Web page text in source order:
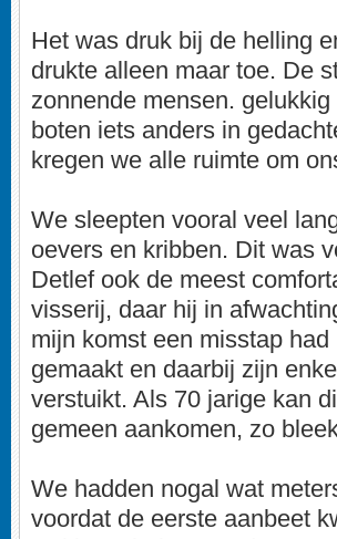
Het was druk bij de helling
drukte alleen maar toe. De
zonnende mensen.
boten iets anders in
kregen we alle ruimte om
We sleepten vooral veel
oevers en kribben. Dit was
Detlef ook de meest
visserij, daar hij in
mijn komst een misstap had
gemaakt en daarbij zijn
verstuikt. Als 70 jarige kan
gemeen aankomen, zo
We hadden nogal wat
voordat de eerste aanbeet